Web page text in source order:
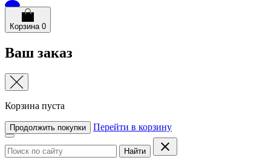
Корзина 0
Ваш заказ
Корзина пуста
Продолжить покупки Перейти в корзину
Найти